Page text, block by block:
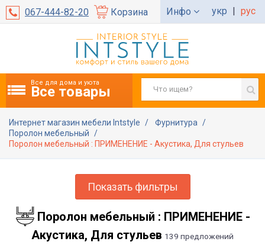
067-444-82-20 Корзина Инфо укр | рус
Все для дома и уюта
Все товары
Интернет магазин мебели Intstyle
Фурнитура
Поролон мебельный
Поролон мебельный : ПРИМЕНЕНИЕ - Акустика, Для стульев
Показать фильтры
Поролон мебельный : ПРИМЕНЕНИЕ -
Акустика, Для стульев 139 предложений